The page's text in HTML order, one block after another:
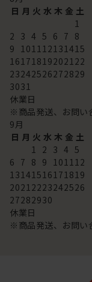
日 月 火 水 木 金 土
1
2 3 4 5 6 7 8
9 101112131415
16171819202122
23242526272829
3031
休業日
※商品発送、お問い
9月
日 月 火 水 木 金 土
1 2 3 4 5
6 7 8 9 101112
13141516171819
20212223242526
27282930
休業日
※商品発送、お問い